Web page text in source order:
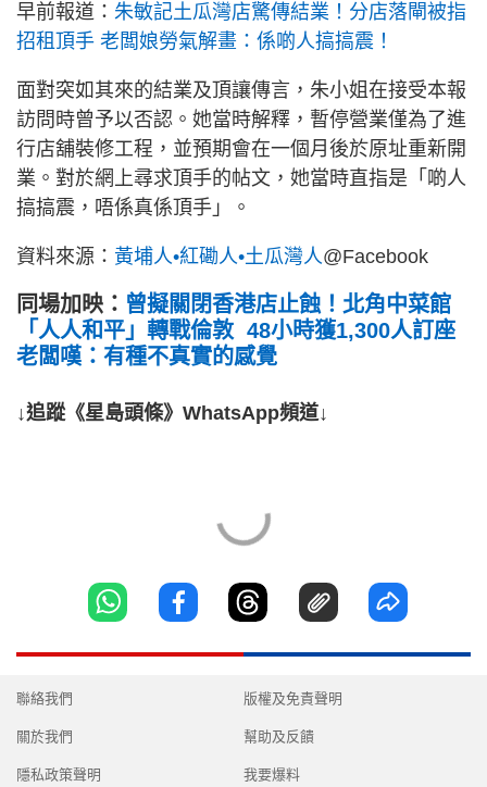
早前報道： 朱敏記土瓜灣店驚傳結業！分店落閘被指
招租頂手 老闆娘勞氣解畫：係啲人搞搞震！
面對突如其來的結業及頂讓傳言，朱小姐在接受本報
訪問時曾予以否認。她當時解釋，暫停營業僅為了進
行店舖裝修工程，並預期會在一個月後於原址重新開
業。對於網上尋求頂手的帖文，她當時直指是「啲人
搞搞震，唔係真係頂手」。
資料來源： 黃埔人•紅磡人•土瓜灣人@Facebook
同場加映： 曾擬關閉香港店止蝕！北角中菜館
「人人和平」轉戰倫敦 48小時獲1,300人訂座
老闆嘆：有種不真實的感覺
↓追蹤《星島頭條》WhatsApp頻道↓
聯絡我們
關於我們
隱私政策聲明
版權及免責聲明
幫助及反饋
我要爆料